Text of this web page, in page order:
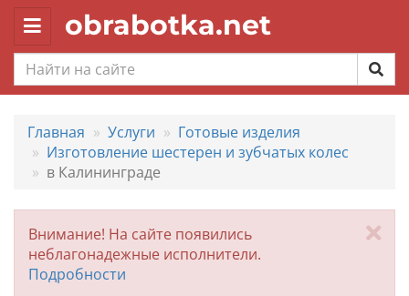
Toggle
navigation
obrabotka.net
Главная Услуги
Готовые изделия
Изготовление шестерен и зубчатых колес
в Калининграде
Внимание! На сайте появились
неблагонадежные исполнители.
Подробности